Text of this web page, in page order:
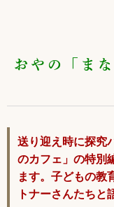
おやの「ま
送り迎え時に探究
のカフェ」の特別
ます。 子どもの教
トナーさんたちと